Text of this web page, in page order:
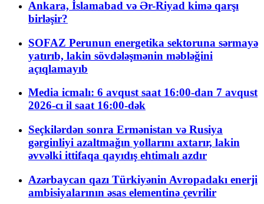
Ankara, İslamabad və Ər-Riyad kimə qarşı
birləşir?
SOFAZ Perunun energetika sektoruna sərmayə
yatırıb, lakin sövdələşmənin məbləğini
açıqlamayıb
Media icmalı: 6 avqust saat 16:00-dan 7 avqust
2026-cı il saat 16:00-dək
Seçkilərdən sonra Ermənistan və Rusiya
gərginliyi azaltmağın yollarını axtarır, lakin
əvvəlki ittifaqa qayıdış ehtimalı azdır
Azərbaycan qazı Türkiyənin Avropadakı enerji
ambisiyalarının əsas elementinə çevrilir